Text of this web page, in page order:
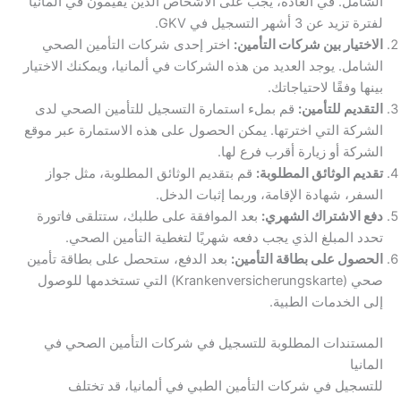
لفترة تزيد عن 3 أشهر التسجيل في GKV.
الاختيار بين شركات التأمين: اختر إحدى شركات التأمين الصحي
الشامل. يوجد العديد من هذه الشركات في ألمانيا، ويمكنك الاختيار
بينها وفقًا لاحتياجاتك.
التقديم للتأمين: قم بملء استمارة التسجيل للتأمين الصحي لدى
الشركة التي اخترتها. يمكن الحصول على هذه الاستمارة عبر موقع
الشركة أو زيارة أقرب فرع لها.
تقديم الوثائق المطلوبة: قم بتقديم الوثائق المطلوبة، مثل جواز
السفر، شهادة الإقامة، وربما إثبات الدخل.
دفع الاشتراك الشهري: بعد الموافقة على طلبك، ستتلقى فاتورة
تحدد المبلغ الذي يجب دفعه شهريًا لتغطية التأمين الصحي.
الحصول على بطاقة التأمين: بعد الدفع، ستحصل على بطاقة تأمين
صحي (Krankenversicherungskarte) التي تستخدمها للوصول
إلى الخدمات الطبية.
المستندات المطلوبة للتسجيل في شركات التأمين الصحي في
المانيا
للتسجيل في شركات التأمين الطبي في ألمانيا، قد تختلف